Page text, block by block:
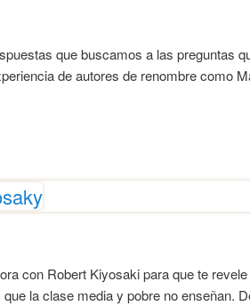
que buscamos a las preguntas
de autores de renombre como
con Robert Kiyosaki para que te
la clase media y pobre no enseñan.